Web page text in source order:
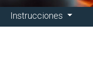
Instrucciones